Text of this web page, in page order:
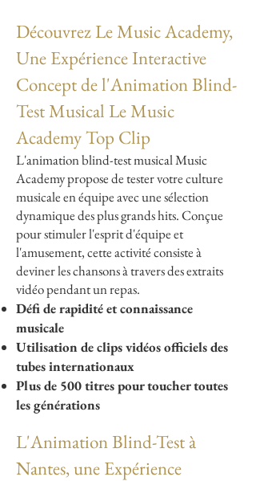
Découvrez Le Music Academy,
Une Expérience Interactive
Concept de l'Animation Blind-
Test Musical Le Music
Academy Top Clip
L'animation blind-test musical Music
Academy propose de tester votre culture
musicale en équipe avec une sélection
dynamique des plus grands hits. Conçue
pour stimuler l'esprit d'équipe et
l'amusement, cette activité consiste à
deviner les chansons à travers des extraits
vidéo pendant un repas.
Défi de rapidité et connaissance
musicale
Utilisation de clips vidéos officiels des
tubes internationaux
Plus de 500 titres pour toucher toutes
les générations
L'Animation Blind-Test à
Nantes, une Expérience